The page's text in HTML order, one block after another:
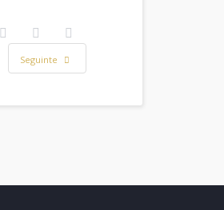
Seguinte